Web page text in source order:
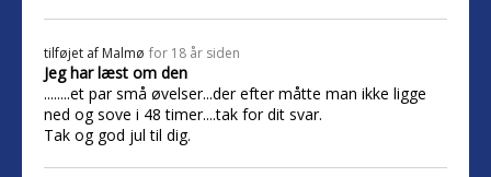
tilføjet af Malmø for 18 år siden
Jeg har læst om den
........et par små øvelser...der efter måtte man ikke ligge
ned og sove i 48 timer....tak for dit svar.
Tak og god jul til dig.